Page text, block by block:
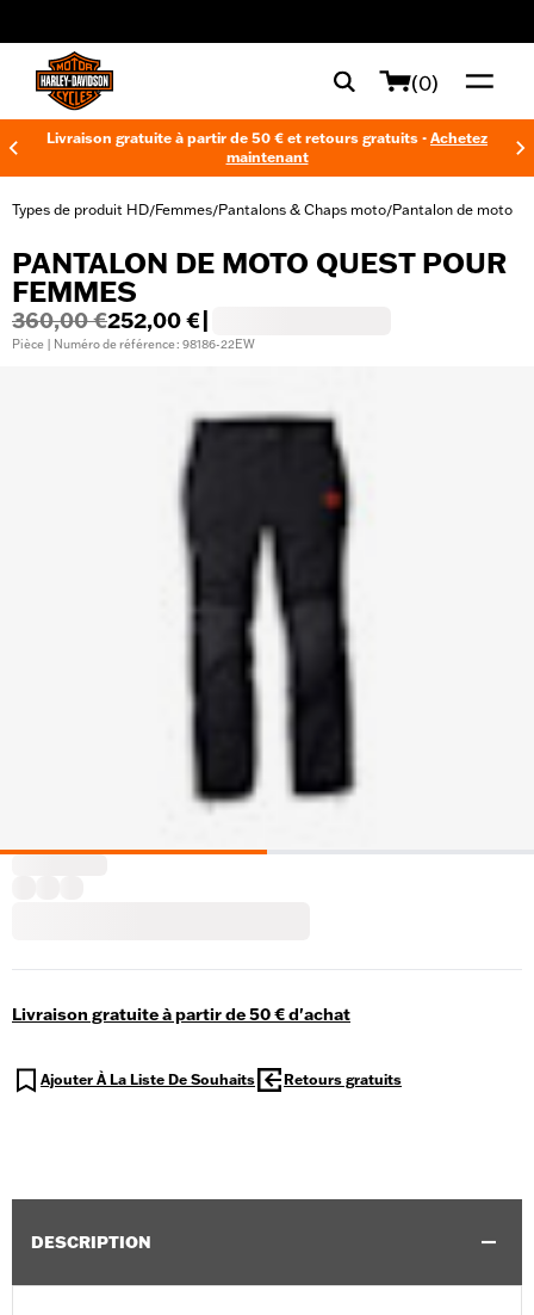
(0)
Livraison gratuite à partir de 50 € et retours gratuits - Achetez
maintenant
Types de produit HD/Femmes/Pantalons & Chaps moto/Pantalon de moto
PANTALON DE MOTO QUEST POUR
FEMMES
360,00 €252,00 €
Pièce | Numéro de référence : 98186-22EW
Livraison gratuite à partir de 50 € d'achat
Ajouter À La Liste De Souhaits Retours gratuits
DESCRIPTION